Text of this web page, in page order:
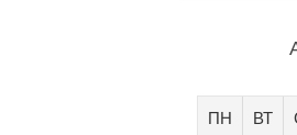
ПН ВТ